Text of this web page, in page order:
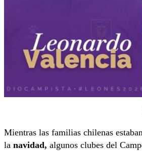
Mientras las familias chilenas
la navidad, algunos clubes del